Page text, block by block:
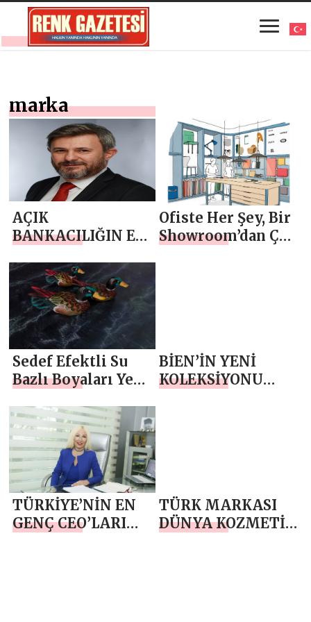
marka
AÇIK
BANKACILIĞIN EN
ÜRÜNÜ
“NETEKSTRE”
Ofiste Her Şey, Bir
Showroom’dan Çok
Sedef Efektli Su
Bazlı Boyaları Yeni
Mekanlara
Taşıyor…
BİEN’İN YENİ
KOLEKSİYONU
TÜRKİYE’NİN EN
GENÇ CEO’LARI
TÜRK MARKASI
DÜNYA KOZMETİK